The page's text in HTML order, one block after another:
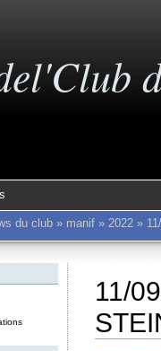
du club» manif» 2022»
11/